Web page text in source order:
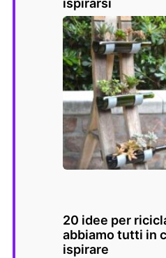
ispirarsi
20 idee per
abbiamo tutti in
ispirare